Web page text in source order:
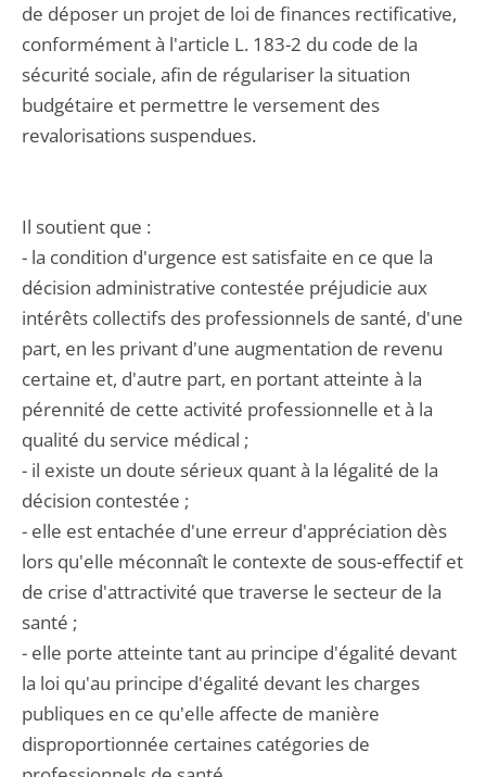
de déposer un projet de loi de finances rectificative,
conformément à l'article L. 183-2 du code de la
sécurité sociale, afin de régulariser la situation
budgétaire et permettre le versement des
revalorisations suspendues.
Il soutient que :
- la condition d'urgence est satisfaite en ce que la
décision administrative contestée préjudicie aux
intérêts collectifs des professionnels de santé, d'une
part, en les privant d'une augmentation de revenu
certaine et, d'autre part, en portant atteinte à la
pérennité de cette activité professionnelle et à la
qualité du service médical ;
- il existe un doute sérieux quant à la légalité de la
décision contestée ;
- elle est entachée d'une erreur d'appréciation dès
lors qu'elle méconnaît le contexte de sous-effectif et
de crise d'attractivité que traverse le secteur de la
santé ;
- elle porte atteinte tant au principe d'égalité devant
la loi qu'au principe d'égalité devant les charges
publiques en ce qu'elle affecte de manière
disproportionnée certaines catégories de